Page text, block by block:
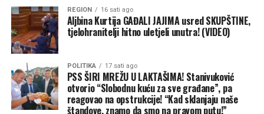
REGION 16 sati ago
Aljbina Kurtija GAĐALI JAJIMA usred SKUPŠTINE,
tjelohranitelji hitno uletjeli unutra! (VIDEO)
POLITIKA 17 sati ago
PSS ŠIRI MREŽU U LAKTAŠIMA! Stanivuković
otvorio “Slobodnu kuću za sve građane”, pa
reagovao na opstrukcije! “Kad sklanjaju naše
štandove, znamo da smo na pravom putu!”